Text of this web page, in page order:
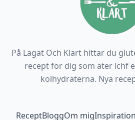
På Lagat Och Klart hittar du
recept för dig som äter lchf
kolhydraterna. Nya
Footer navigation
ReceptBloggOm mig